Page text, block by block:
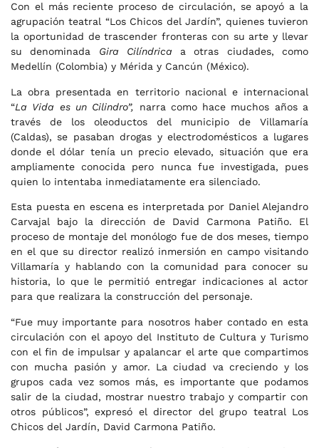
Con el más reciente proceso de circulación, se apoyó a la
agrupación teatral “Los Chicos del Jardín”, quienes tuvieron
la oportunidad de trascender fronteras con su arte y llevar
su denominada Gira Cilíndrica a otras ciudades, como
Medellín (Colombia) y Mérida y Cancún (México).
La obra presentada en territorio nacional e internacional
“La Vida es un Cilindro”,
narra como hace muchos años a
través de los oleoductos del municipio de Villamaría
(Caldas), se pasaban drogas y electrodomésticos a lugares
donde el dólar tenía un precio elevado, situación que era
ampliamente conocida pero nunca fue investigada, pues
quien lo intentaba inmediatamente era silenciado.
Esta puesta en escena es interpretada por Daniel Alejandro
Carvajal bajo la dirección de David Carmona Patiño. El
proceso de montaje del monólogo fue de dos meses, tiempo
en el que su director realizó inmersión en campo visitando
Villamaría y hablando con la comunidad para conocer su
historia, lo que le permitió entregar indicaciones al actor
para que realizara la construcción del personaje.
“Fue muy importante para nosotros haber contado en esta
circulación con el apoyo del Instituto de Cultura y Turismo
con el fin de impulsar y apalancar el arte que compartimos
con mucha pasión y amor. La ciudad va creciendo y los
grupos cada vez somos más, es importante que podamos
salir de la ciudad, mostrar nuestro trabajo y compartir con
otros públicos”, expresó el director del grupo teatral Los
Chicos del Jardín, David Carmona Patiño.